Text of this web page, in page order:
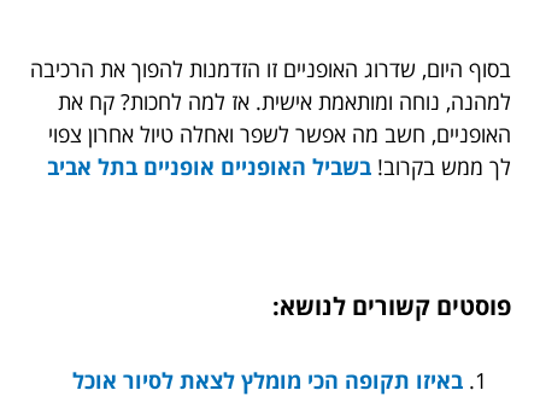
בסוף היום, שדרוג האופניים זו הזדמנות להפוך את הרכיבה
למהנה, נוחה ומותאמת אישית. אז למה לחכות? קח את
האופניים, חשב מה אפשר לשפר ואחלה טיול אחרון צפוי
לך ממש בקרוב! בשביל האופניים אופניים בתל אביב
פוסטים קשורים לנושא:
באיזו תקופה הכי מומלץ לצאת לסיור אוכל